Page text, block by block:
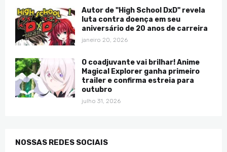
Autor de "High School DxD" revela
luta contra doença em seu
aniversário de 20 anos de carreira
janeiro 20, 2026
O coadjuvante vai brilhar! Anime
Magical Explorer ganha primeiro
trailer e confirma estreia para
outubro
julho 31, 2026
NOSSAS REDES SOCIAIS